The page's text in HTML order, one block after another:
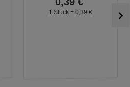
1 Stück = 0, 39 €